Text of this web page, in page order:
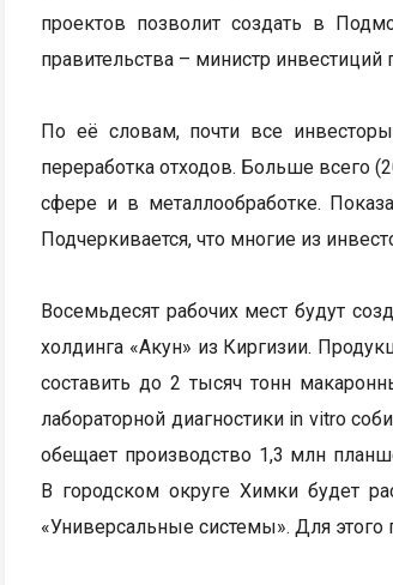
проектов позволит создать в
правительства – министр
По её словам, почти все
переработка отходов. Больше всего
сфере и в металлообработке.
Подчеркивается, что многие из
Восемьдесят рабочих мест будут
холдинга «Акун» из Киргизии.
составить до 2 тысяч тонн
лабораторной диагностики in vitro
обещает производство 1,3 млн
В городском округе Химки будет
«Универсальные системы». Для